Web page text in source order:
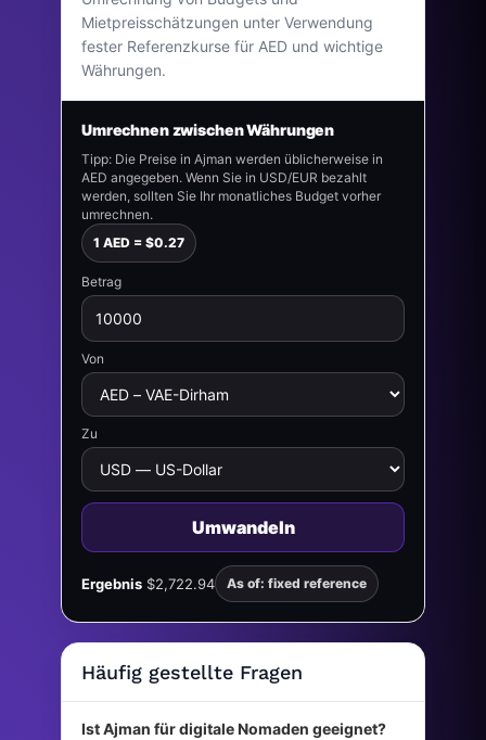
Mietpreisschätzungen unter Verwendung
fester Referenzkurse für AED und wichtige
Währungen.
Umrechnen zwischen Währungen
Tipp: Die Preise in Ajman werden üblicherweise in
AED angegeben. Wenn Sie in USD/EUR bezahlt
werden, sollten Sie Ihr monatliches Budget vorher
umrechnen.
1 AED = $0.27
Betrag
Von
Zu
Umwandeln
Ergebnis $2,722.94 As of: fixed reference
Häufig gestellte Fragen
Ist Ajman für digitale Nomaden geeignet?